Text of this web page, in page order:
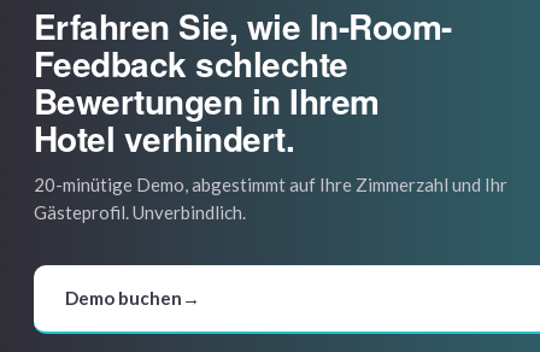
Erfahren Sie, wie In-Room-
Feedback schlechte
Bewertungen in Ihrem
Hotel verhindert.
20-minütige Demo, abgestimmt auf Ihre Zimmerzahl und Ihr
Gästeprofil. Unverbindlich.
Demo buchen →